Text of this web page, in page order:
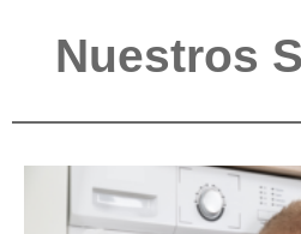
Nuestros